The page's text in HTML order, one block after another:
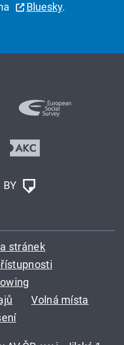
Bluesky.
BY
stránek
Volná místa